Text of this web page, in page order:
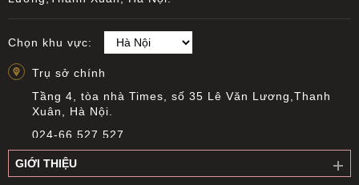
Chọn khu vực:
Trụ sở chính
Tầng 4, tòa nhà Times, số 35 Lê Văn Lương,Thanh
Xuân, Hà Nội.
024-66 527 527
info@everest.org.vn
GIỚI THIỆU